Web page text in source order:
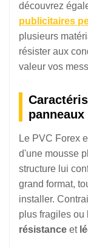
découvrez
publicitaires
plusieurs
résister aux
valeur vos
Le PVC Forex
d'une mousse
structure lui
grand format,
installer.
plus fragiles ou
résistance et